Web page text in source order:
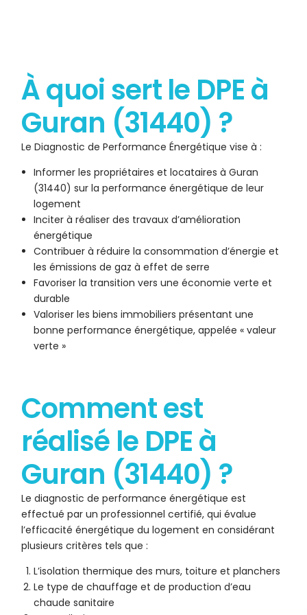
À quoi sert le DPE à
Guran (31440) ?
Le Diagnostic de Performance Énergétique vise à :
Informer les propriétaires et locataires à Guran
(31440) sur la performance énergétique de leur
logement
Inciter à réaliser des travaux d’amélioration
énergétique
Contribuer à réduire la consommation d’énergie et
les émissions de gaz à effet de serre
Favoriser la transition vers une économie verte et
durable
Valoriser les biens immobiliers présentant une
bonne performance énergétique, appelée « valeur
verte »
Comment est
réalisé le DPE à
Guran (31440) ?
Le diagnostic de performance énergétique est
effectué par un professionnel certifié, qui évalue
l’efficacité énergétique du logement en considérant
plusieurs critères tels que :
L’isolation thermique des murs, toiture et planchers
Le type de chauffage et de production d’eau
chaude sanitaire